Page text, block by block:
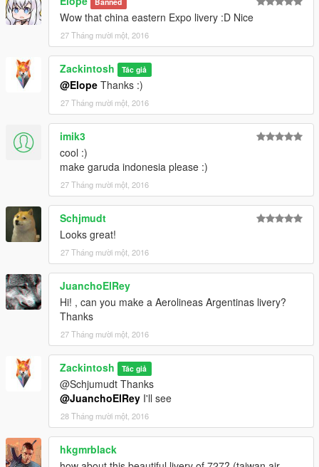
Wow that china eastern Expo livery :D Nice
27 Tháng mười một, 2016
Zackintosh Tác giả
@Elope Thanks :)
27 Tháng mười một, 2016
imik3
cool :)
make garuda indonesia please :)
27 Tháng mười một, 2016
Schjmudt
Looks great!
27 Tháng mười một, 2016
JuanchoElRey
Hi! , can you make a Aerolineas Argentinas livery?
Thanks
27 Tháng mười một, 2016
Zackintosh Tác giả
@Schjumudt Thanks
@JuanchoElRey I'll see
28 Tháng mười một, 2016
hkgmrblack